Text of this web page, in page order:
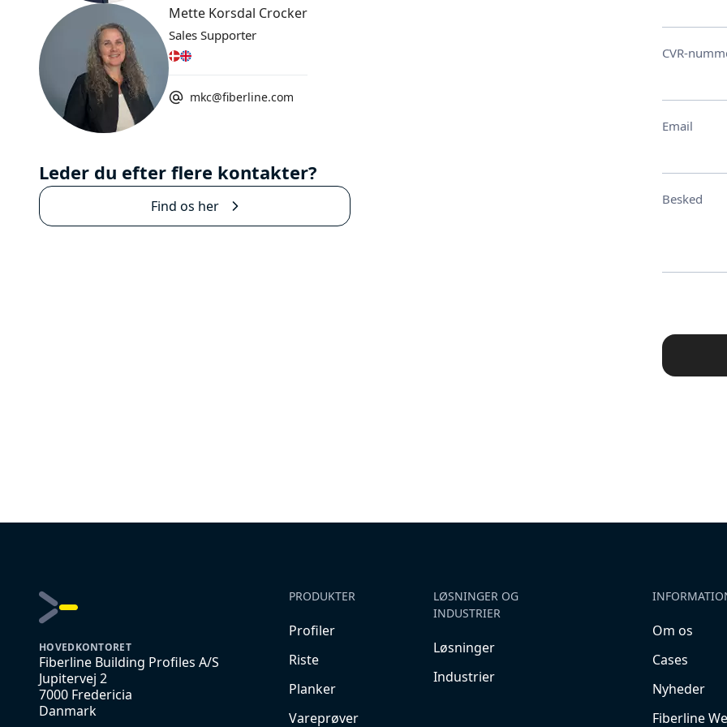
Mette Korsdal Crocker
Sales Supporter
mkc@fiberline.com
Leder du efter flere kontakter?
Find os her
CVR-
Email
Besked
HOVEDKONTORET
Fiberline Building Profiles A/S
Jupitervej 2
7000 Fredericia
Danmark
PRODUKTER
Profiler
Riste
Planker
Vareprøver
LØSNINGER OG
INDUSTRIER
Løsninger
Industrier
Om os
Cases
Nyheder
Fiberline